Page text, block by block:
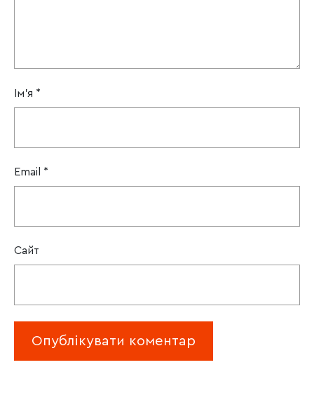
Ім'я *
Email *
Сайт